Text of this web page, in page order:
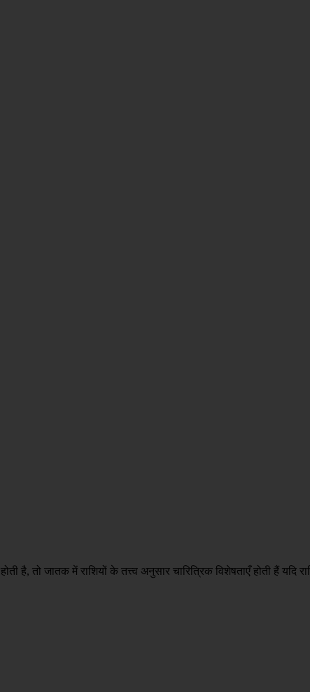
है, तो जातक में राशियों के तत्त्व अनुसार चारित्रिक विशेषताएँ होती हैं यदि